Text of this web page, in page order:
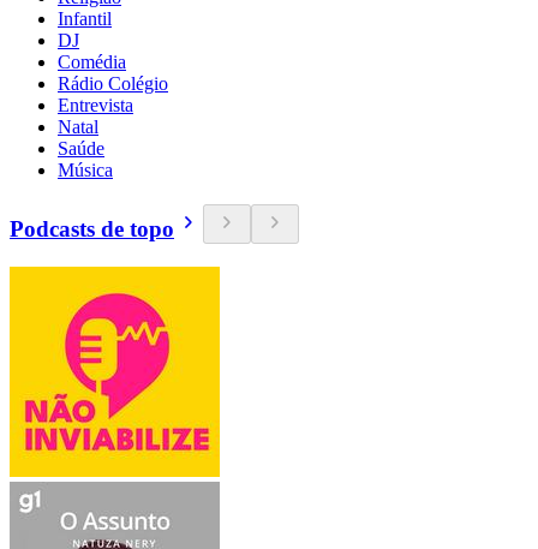
Infantil
DJ
Comédia
Rádio Colégio
Entrevista
Natal
Saúde
Música
Podcasts de topo